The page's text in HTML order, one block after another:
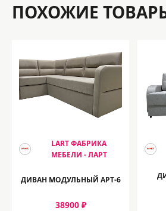
ПОХОЖИЕ
LART ФАБРИКА
МЕБЕЛИ - ЛАРТ
ДИВАН МОДУЛЬНЫЙ АРТ-6
38900 ₽